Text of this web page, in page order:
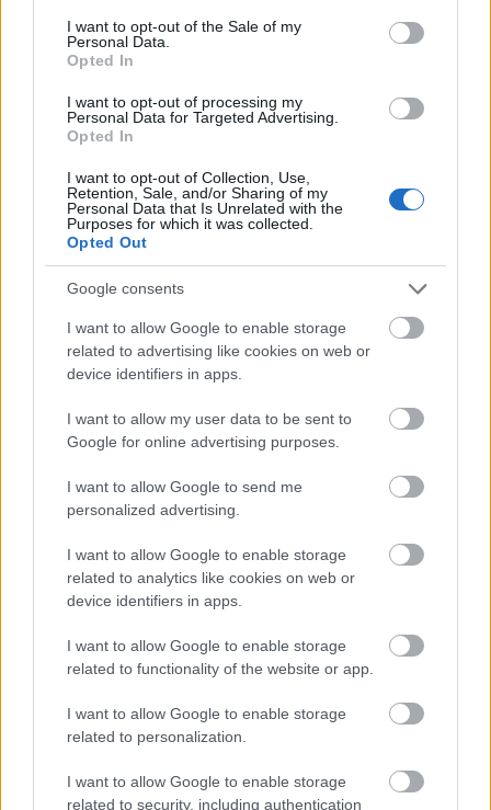
consent section.
I want to opt-out of the Sale of my
Personal Data.
Opted In
I want to opt-out of processing my
Personal Data for Targeted Advertising.
Opted In
I want to opt-out of Collection, Use,
Retention, Sale, and/or Sharing of my
Personal Data that Is Unrelated with the
Purposes for which it was collected.
Opted Out
Google consents
I want to allow Google to enable storage
related to advertising like cookies on web or
device identifiers in apps.
I want to allow my user data to be sent to
Google for online advertising purposes.
I want to allow Google to send me
personalized advertising.
I want to allow Google to enable storage
related to analytics like cookies on web or
device identifiers in apps.
I want to allow Google to enable storage
related to functionality of the website or app.
I want to allow Google to enable storage
related to personalization.
I want to allow Google to enable storage
related to security, including authentication
Semmiképp ne legyen ez a munka kötött, ő
oszthassa be a saját idejét.
szórakozással vagy külfölddel kapcsolatos, mert
imád bulizni és utazni, de tanítani, magyarázni,
közel áll hozzá, de a sport szeretete szintén.
Nagyon bőbeszédű néha, így az írás szintén neki
. Az idegenvezetőn túl olyan munkák is szóba
jöhetnek, ahol sokat kell jönni-menni, akár külföldre
is, mint például területi képviselő. A szórakozással
kapcsolatban pedig minden számításba jöhet a
pultostól kezdve a legénybúcsú szervezésen át a
klub tulajdonosig.
Így hódítsd meg a tűz elemű
csillagjegyeket